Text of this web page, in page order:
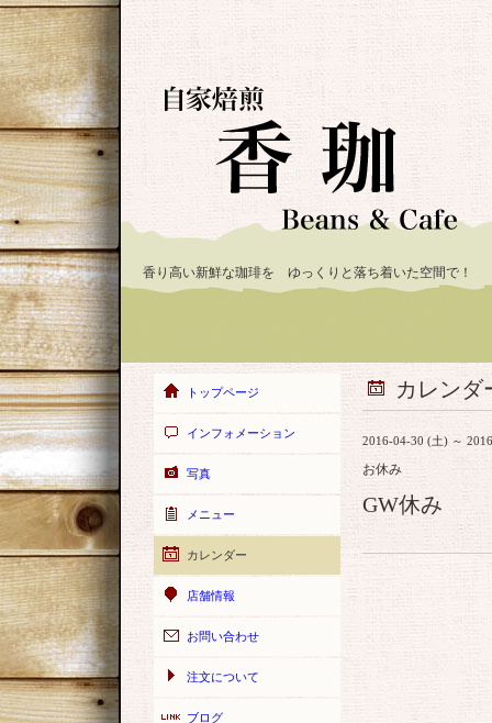
香り高い新鮮な珈琲を ゆっくりと落ち着いた空間で！
カレンダ
2016-04-30 (土) ～
お休み
GW休み
トップページ
インフォメーション
写真
メニュー
カレンダー
店舗情報
お問い合わせ
注文について
ブログ